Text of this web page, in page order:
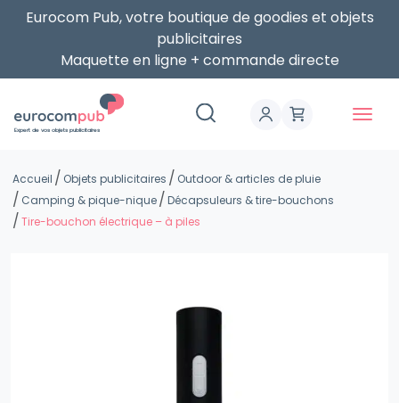
Eurocom Pub, votre boutique de goodies et objets
publicitaires
Maquette en ligne + commande directe
Expert de vos objets publicitaires
Accueil Objets publicitaires
Outdoor & articles de pluie
Camping & pique-nique
Décapsuleurs & tire-bouchons
Tire-bouchon électrique – à piles